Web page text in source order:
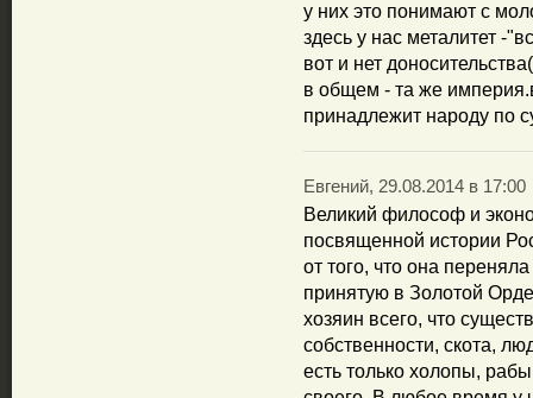
у них это понимают с
здесь у нас металитет -
вот и нет
в общем - та же
принадлежит народу по
Евгений, 29.08.2014 в 17:00
Великий философ и
посвященной истории
от того, что она
принятую в Золотой
хозяин всего, что
собственности, скота,
есть только холопы,